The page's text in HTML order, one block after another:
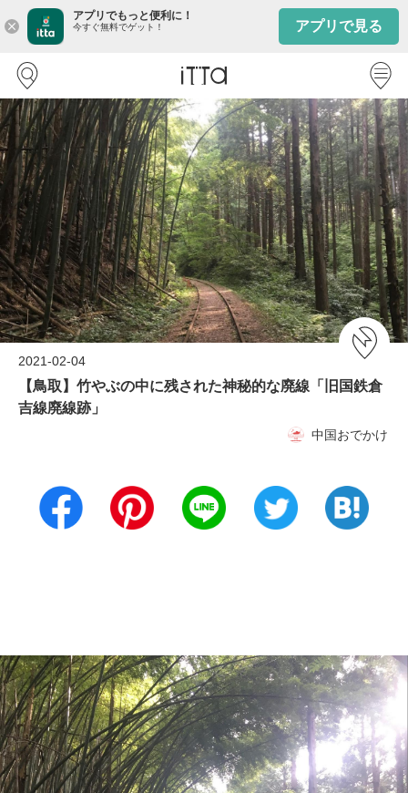
close
アプリでもっと便利に！
今すぐ無料でゲット！ アプリで見る
2021-02-04
【鳥取】竹やぶの中に残された神秘的な廃線「旧国鉄倉
吉線廃線跡」
中国おでかけ